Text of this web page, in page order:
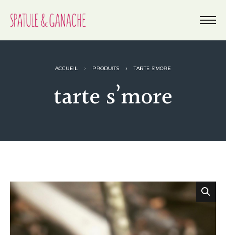
ACCUEIL › PRODUITS › TARTE S’MORE
tarte s’more